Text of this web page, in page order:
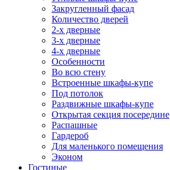
Закругленный фасад
Количество дверей
2-х дверные
3-х дверные
4-х дверные
Особенности
Во всю стену
Встроенные шкафы-купе
Под потолок
Раздвижные шкафы-купе
Открытая секция посередине
Распашные
Гардероб
Для маленького помещения
Эконом
Гостиные